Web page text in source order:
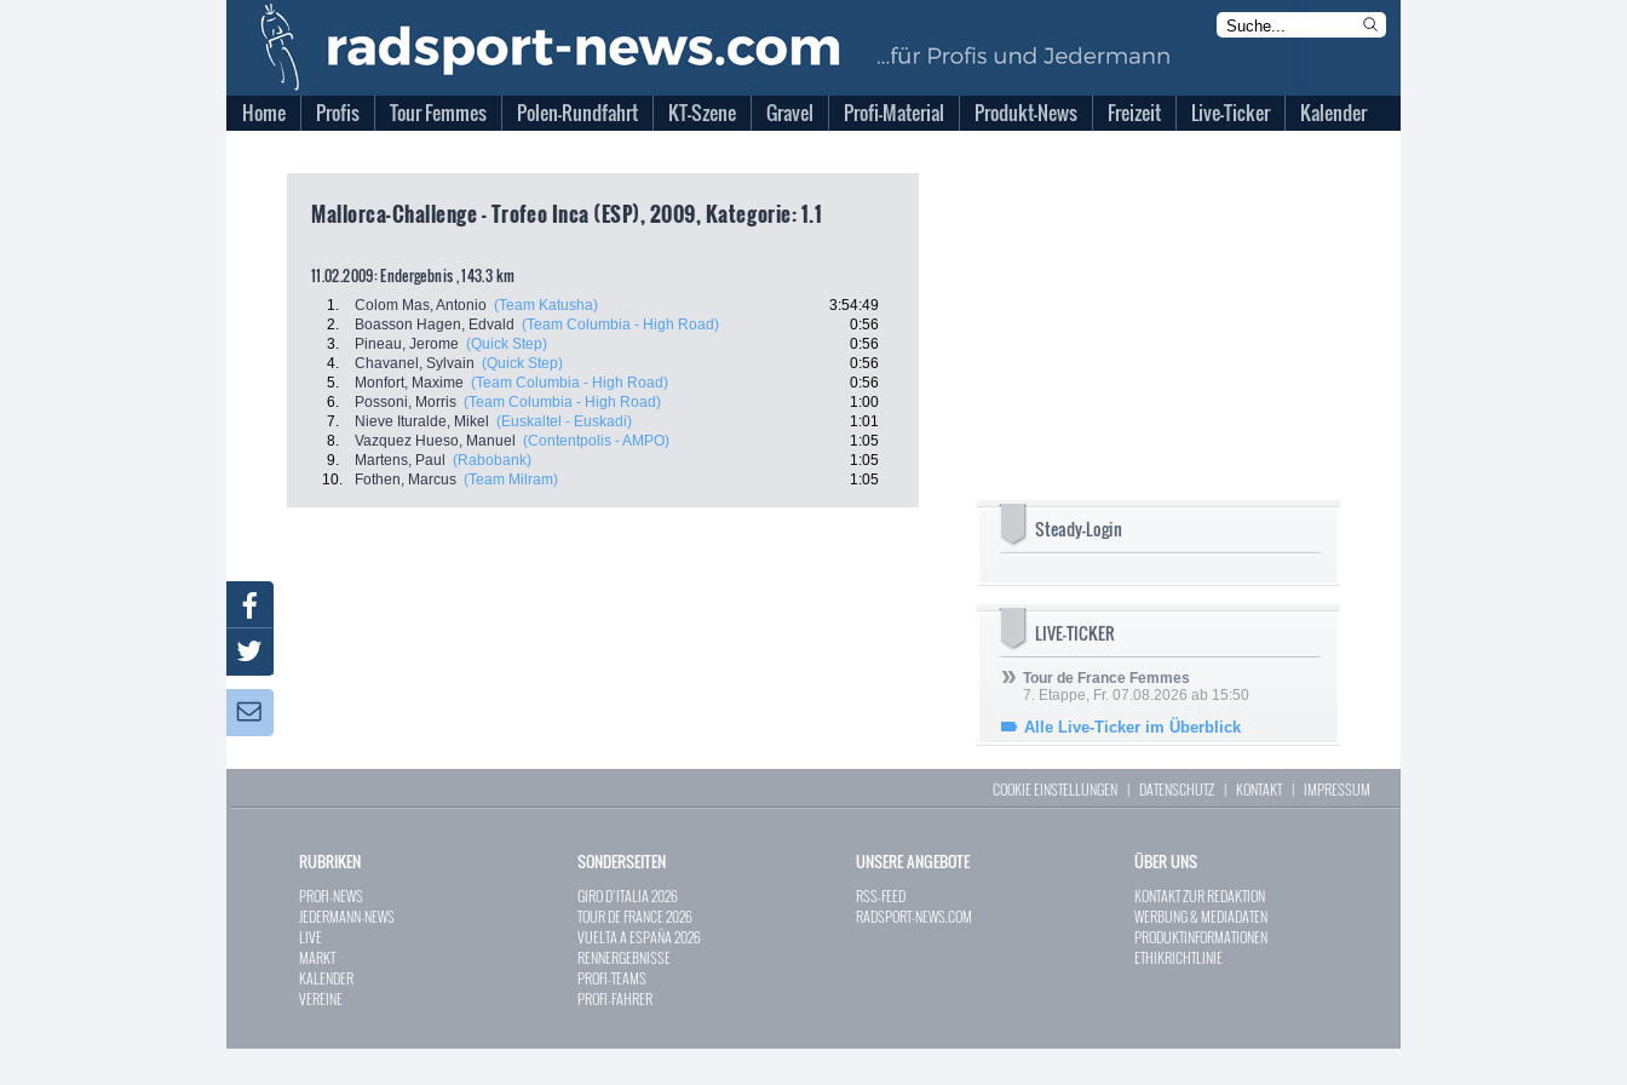
Home Profis Tour Femmes Polen-Rundfahrt KT-Szene Gravel Profi-Material Produkt-News Freizeit Live-Ticker Kalender
Mallorca-Challenge - Trofeo Inca (ESP), 2009, Kategorie: 1.1
11.02.2009: Endergebnis , 143.3 km
1. Colom Mas, Antonio (Team Katusha)
3:54:49
2.
Boasson Hagen, Edvald (Team Columbia - High Road)
0:56
3.
Pineau, Jerome (Quick Step)
0:56
4.
Chavanel, Sylvain (Quick Step)
0:56
5.
Monfort, Maxime (Team Columbia - High Road)
0:56
6.
Possoni, Morris (Team Columbia - High Road)
1:00
7.
Nieve Ituralde, Mikel (Euskaltel - Euskadi)
1:01
8.
Vazquez Hueso, Manuel (Contentpolis - AMPO)
1:05
9.
Martens, Paul (Rabobank)
1:05
10.
Fothen, Marcus (Team Milram) 1:05
Steady-Login
LIVE-TICKER
Tour de France Femmes
7. Etappe, Fr. 07.08.2026 ab 15:50
Alle Live-Ticker im Überblick
COOKIE EINSTELLUNGEN | DATENSCHUTZ | KONTAKT| IMPRESSUM
RUBRIKEN
PROFI-NEWS
JEDERMANN-NEWS
LIVE
MARKT
KALENDER
VEREINE
SONDERSEITEN
GIRO D`ITALIA 2026
TOUR DE FRANCE 2026
VUELTA A ESPAÑA 2026
RENNERGEBNISSE
PROFI-TEAMS
PROFI-FAHRER
UNSERE ANGEBOTE
RSS-FEED
RADSPORT-NEWS.COM
ÜBER UNS
KONTAKT ZUR REDAKTION
WERBUNG & MEDIADATEN
PRODUKTINFORMATIONEN
ETHIKRICHTLINIE